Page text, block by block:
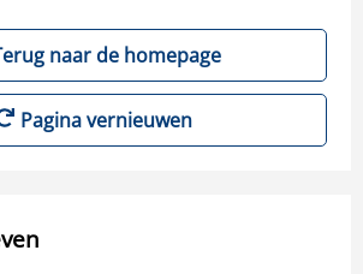
naar de homepage
Pagina vernieuwen